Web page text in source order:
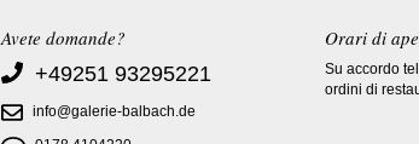
Avete domande?
+49251 93295221
info@galerie-balbach.de
Orari di
Su accordo
ordini di